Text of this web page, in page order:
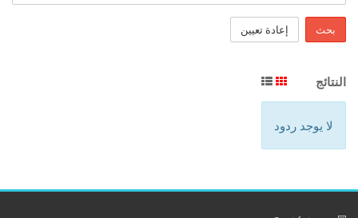
بحث إعادة تعيين
النتائج
لا يوجد ردود